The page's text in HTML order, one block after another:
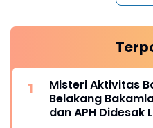
Misteri Aktivitas
Belakang
dan APH Didesak